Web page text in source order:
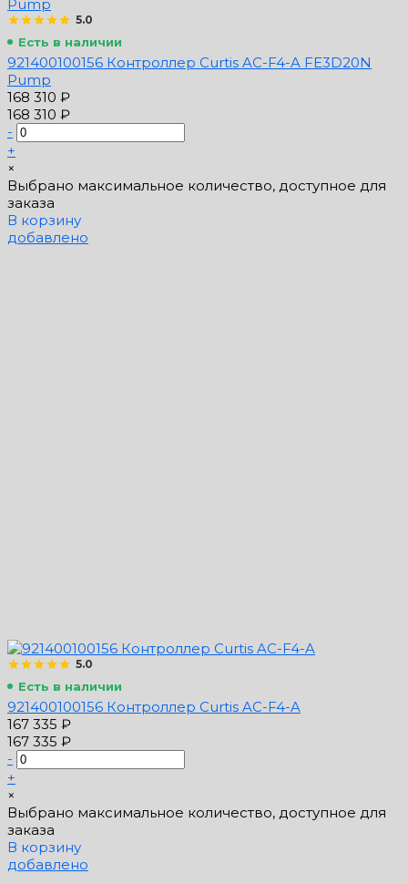
5.0
Есть в наличии
921400100156 Контроллер Curtis AC-F4-A FE3D20N
Pump
168 310 ₽
168 310 ₽
-
+
×
Выбрано максимальное количество, доступное для
заказа
В корзину
добавлено
5.0
Есть в наличии
921400100156 Контроллер Curtis AC-F4-A
167 335 ₽
167 335 ₽
-
+
×
Выбрано максимальное количество, доступное для
заказа
В корзину
добавлено